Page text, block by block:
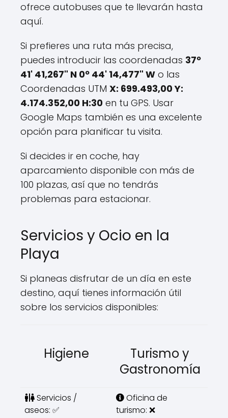
ofrece autobuses que te llevarán hasta
aquí.
Si prefieres una ruta más precisa,
puedes introducir las coordenadas 37º
41' 41,267" N 0º 44' 14,477" W o las
Coordenadas UTM X: 699.493,00 Y:
4.174.352,00 H:30 en tu GPS. Usar
Google Maps también es una excelente
opción para planificar tu visita.
Si decides ir en coche, hay
aparcamiento disponible con más de
100 plazas, así que no tendrás
problemas para estacionar.
Servicios y Ocio en la
Playa
Si planeas disfrutar de un día en este
destino, aquí tienes información útil
sobre los servicios disponibles:
Higiene
Turismo y
Gastronomía
Servicios /
aseos: ✅
Oficina de
turismo: ❌